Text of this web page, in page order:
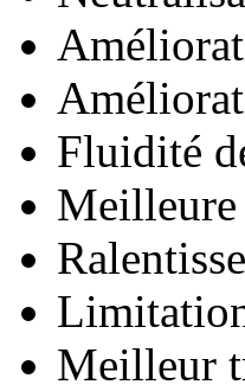
Fluidité
Meilleur